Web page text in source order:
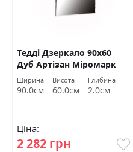
Тедді Дзеркало 90х60
Дуб Артізан Міромарк
Ширина
90.0см
Висота
60.0см
Глибина
2.0см
Ціна:
2 282 грн